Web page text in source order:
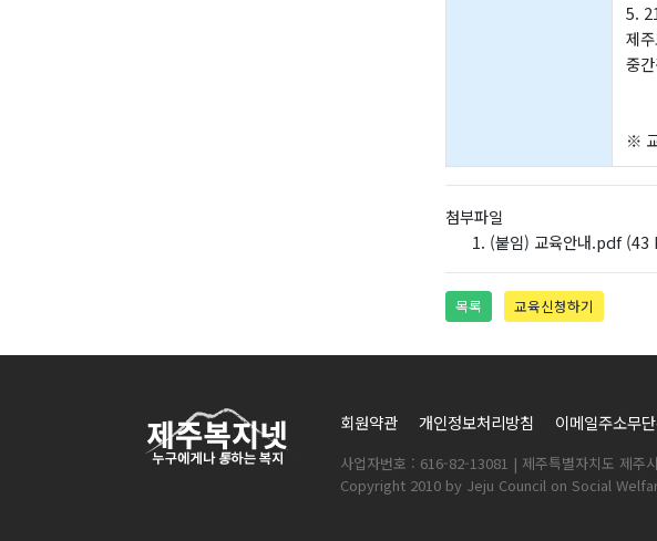
5.
제
중
※
첨부파일
(붙임) 교육안내.pdf(43
목록 교육신청하기
회원약관 개인정보처리방침 이메일주소무
사업자번호 : 616-82-13081 | 제주특별자치도 제
Copyright 2010 by Jeju Council on Social